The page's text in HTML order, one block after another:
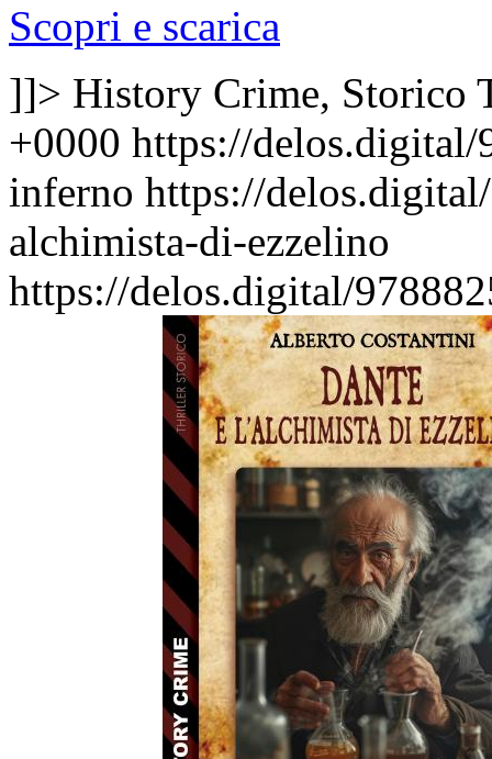
Scopri e scarica
]]> History Crime, Storico
+0000 https://
inferno https://
alchimista-di-ezzelino
https://delos.digital/